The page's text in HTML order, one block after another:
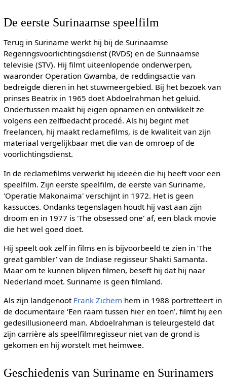
De eerste Surinaamse speelfilm
Terug in Suriname werkt hij bij de Surinaamse
Regeringsvoorlichtingsdienst (RVDS) en de Surinaamse
televisie (STV). Hij filmt uiteenlopende onderwerpen,
waaronder Operation Gwamba, de reddingsactie van
bedreigde dieren in het stuwmeergebied. Bij het bezoek van
prinses Beatrix in 1965 doet Abdoelrahman het geluid.
Ondertussen maakt hij eigen opnamen en ontwikkelt ze
volgens een zelfbedacht procedé. Als hij begint met
freelancen, hij maakt reclamefilms, is de kwaliteit van zijn
materiaal vergelijkbaar met die van de omroep of de
voorlichtingsdienst.
In de reclamefilms verwerkt hij ideeën die hij heeft voor een
speelfilm. Zijn eerste speelfilm, de eerste van Suriname,
'Operatie Makonaima' verschijnt in 1972. Het is geen
kassucces. Ondanks tegenslagen houdt hij vast aan zijn
droom en in 1977 is 'The obsessed one' af, een black movie
die het wel goed doet.
Hij speelt ook zelf in films en is bijvoorbeeld te zien in ‘The
great gambler’ van de Indiase regisseur Shakti Samanta.
Maar om te kunnen blijven filmen, beseft hij dat hij naar
Nederland moet. Suriname is geen filmland.
Als zijn landgenoot Frank Zichem hem in 1988 portretteert in
de documentaire ‘Een raam tussen hier en toen’, filmt hij een
gedesillusioneerd man. Abdoelrahman is teleurgesteld dat
zijn carrière als speelfilmregisseur niet van de grond is
gekomen en hij worstelt met heimwee.
Geschiedenis van Suriname en Surinamers